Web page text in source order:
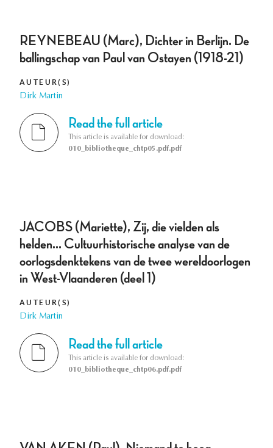
REYNEBEAU (Marc), Dichter in Berlijn. De
ballingschap van Paul van Ostayen (1918-21)
AUTEUR(S)
Dirk Martin
Read the full article
This article is available for download:
010_bibliotheque_chtp05.pdf.pdf
JACOBS (Mariette), Zij, die vielden als
helden... Cultuurhistorische analyse van de
oorlogsdenktekens van de twee wereldoorlogen
in West-Vlaanderen (deel 1)
AUTEUR(S)
Dirk Martin
Read the full article
This article is available for download:
010_bibliotheque_chtp06.pdf.pdf